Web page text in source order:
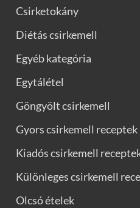
Csirketokány
Diétás csirkemell
Egyéb kategória
Egytálétel
Göngyölt csirkemell
Gyors csirkemell receptek
Kiadós csirkemell
Különleges csirkemell
Olcsó ételek